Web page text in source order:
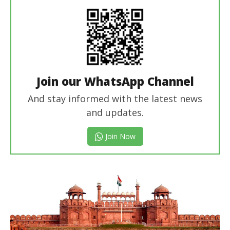
Join our WhatsApp Channel
And stay informed with the latest news
and updates.
Join Now